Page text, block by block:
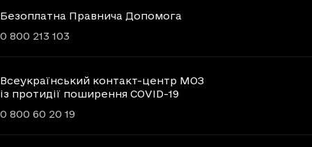
Безоплатна Правнича Допомога
0 800 213 103
Всеукраїнський контакт-центр МОЗ
із протидії поширення COVID-19
0 800 60 20 19